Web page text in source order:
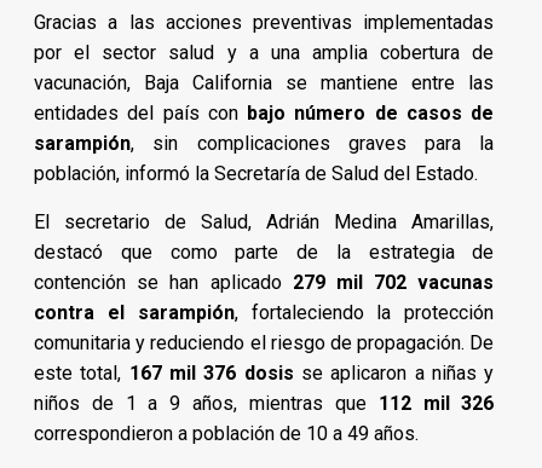
Gracias a las acciones preventivas implementadas
por el sector salud y a una amplia cobertura de
vacunación, Baja California se mantiene entre las
entidades del país con bajo número de casos de
sarampión, sin complicaciones graves para la
población, informó la Secretaría de Salud del Estado.
El secretario de Salud, Adrián Medina Amarillas,
destacó que como parte de la estrategia de
contención se han aplicado 279 mil 702 vacunas
contra el sarampión, fortaleciendo la protección
comunitaria y reduciendo el riesgo de propagación. De
este total, 167 mil 376 dosis se aplicaron a niñas y
niños de 1 a 9 años, mientras que 112 mil 326
correspondieron a población de 10 a 49 años.